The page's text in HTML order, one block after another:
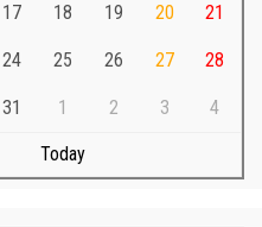
Sarker
, Professor , Teacher
17 18 19 20 21
24 25 26 27 28
31 1 2 3 4
Today